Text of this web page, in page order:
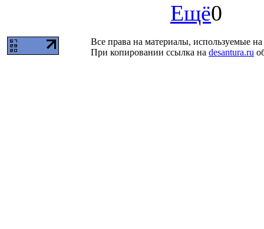
Ещё0
Все права на материалы, используемые
При копировании ссылка на desantura.ru